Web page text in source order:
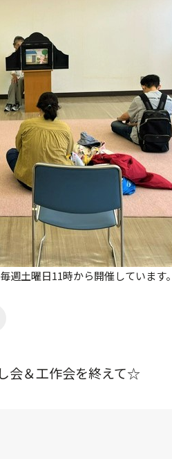
週土曜日11時から開催しています
会＆工作会を終えて☆